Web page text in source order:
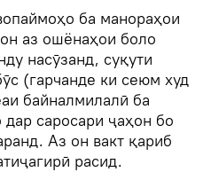
ба манораҳои
аз ошёнаҳои боло
насӯзанд, суқути
(гарчанде ки сеюм худ
байналмилалӣ ба
саросари ҷаҳон бо
Аз он вакт қариб
расид.